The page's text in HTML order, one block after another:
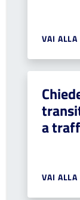
VAI
a
VAI